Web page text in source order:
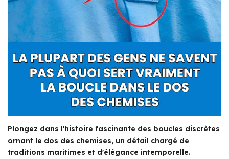
Plongez dans l'histoire fascinante des boucles discrètes
ornant le dos des chemises, un détail chargé de
traditions maritimes et d'élégance intemporelle.